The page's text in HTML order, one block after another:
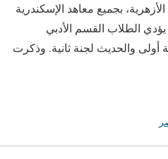
الأزهرية، بجميع معاهد الإسكندرية
الطلاب القسم الأدبي
أولى والحديث لجنة ثانية. وذكرت